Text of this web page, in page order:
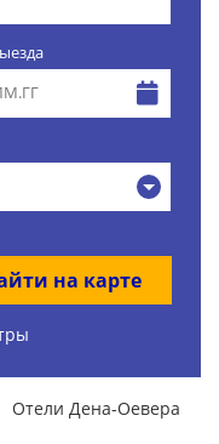
на карте
Отели Дена-Оевера